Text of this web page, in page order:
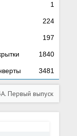
1
224
197
1840
3481
Первый выпуск
Федерации.